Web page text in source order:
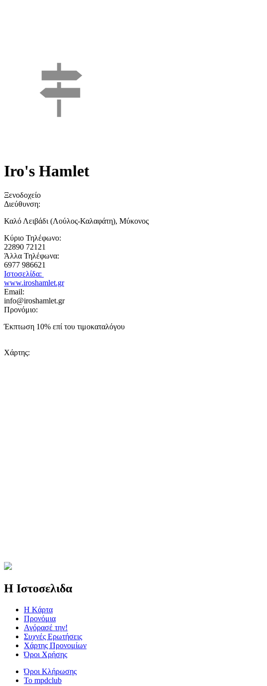
Ιro's Hamlet
Ξενοδοχείο
Διεύθυνση:
Καλό Λειβάδι (Λούλος-Καλαφάτη), Μύκονος
Κύριο Τηλέφωνο:
22890 72121
Άλλα Τηλέφωνα:
6977 986621
Ιστοσελίδα:
www.iroshamlet.gr
Email:
info@iroshamlet.gr
Προνόμιο:
Έκπτωση 10% επί του τιμοκαταλόγου
Χάρτης:
Η Ιστοσελιδα
Η Kάρτα
Προνόμια
Αγόρασέ την!
Συχνές Ερωτήσεις
Χάρτης Προνομίων
Όροι Χρήσης
Όροι Κλήρωσης
To mpdclub